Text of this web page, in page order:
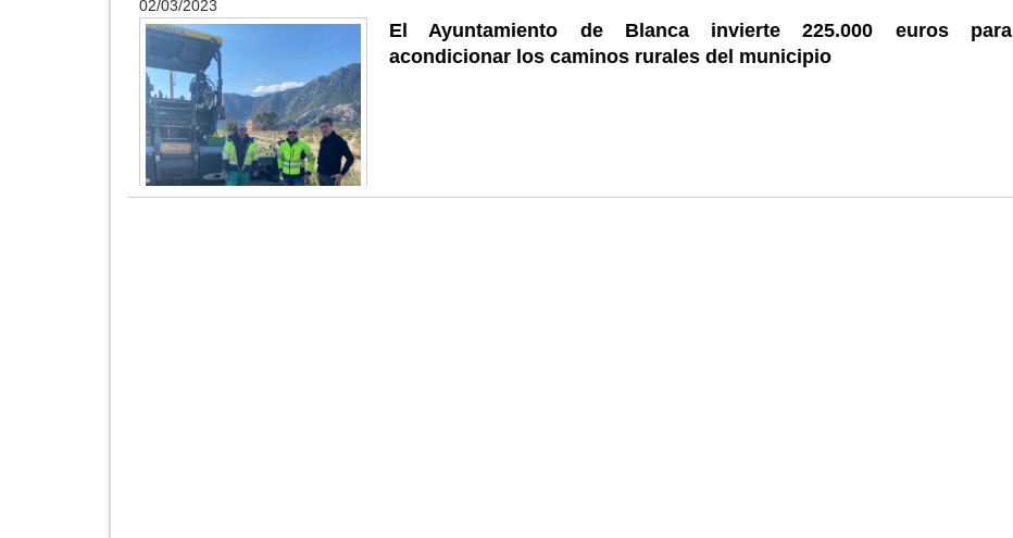
02/03/2023
El Ayuntamiento de Blanca invierte 225.000 euros para
acondicionar los caminos rurales del municipio